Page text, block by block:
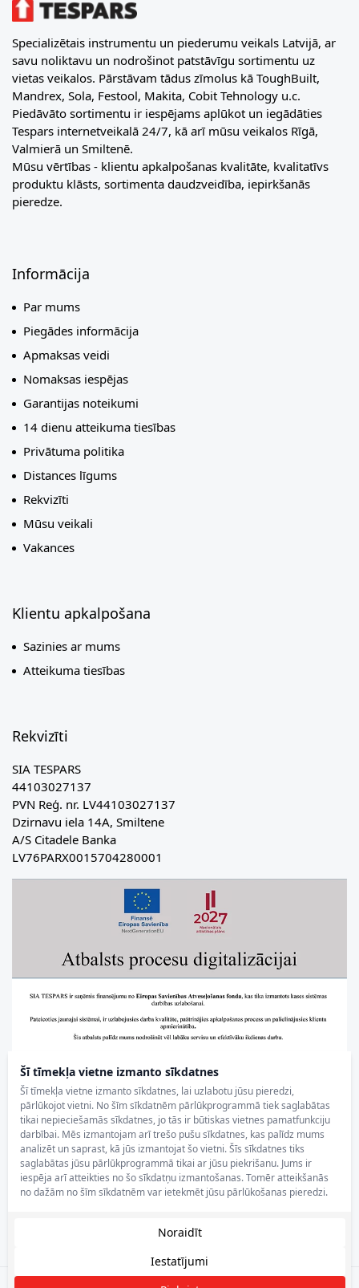
Šī tīmekļa vietne izmanto sīkdatnes
Šī tīmekļa vietne izmanto sīkdatnes, lai uzlabotu jūsu pieredzi,
pārlūkojot vietni. No šīm sīkdatnēm pārlūkprogrammā tiek saglabātas
tikai nepieciešamās sīkdatnes, jo tās ir būtiskas vietnes pamatfunkciju
darbībai. Mēs izmantojam arī trešo pušu sīkdatnes, kas palīdz mums
analizēt un saprast, kā jūs izmantojat šo vietni. Šīs sīkdatnes tiks
saglabātas jūsu pārlūkprogrammā tikai ar jūsu piekrišanu. Jums ir
iespēja arī atteikties no šo sīkdatņu izmantošanas. Tomēr atteikšanās
no dažām no šīm sīkdatnēm var ietekmēt jūsu pārlūkošanas pieredzi.
Iestatījumi
Noraidīt
Specializētais instrumentu un piederumu veikals Latvijā, ar
savu noliktavu un nodrošinot patstāvīgu sortimentu uz
vietas veikalos. Pārstāvam tādus zīmolus kā ToughBuilt,
Mandrex, Sola, Festool, Makita, Cobit Tehnology u.c.
Piedāvāto sortimentu ir iespējams aplūkot un iegādāties
Tespars internetveikalā 24/7, kā arī mūsu veikalos Rīgā,
Valmierā un Smiltenē.
Mūsu vērtības - klientu apkalpošanas kvalitāte, kvalitatīvs
produktu klāsts, sortimenta daudzveidība, iepirkšanās
pieredze.
Informācija
Par mums
Piegādes informācija
Apmaksas veidi
Nomaksas iespējas
Garantijas noteikumi
14 dienu atteikuma tiesības
Privātuma politika
Distances līgums
Rekvizīti
Mūsu veikali
Vakances
Klientu apkalpošana
Sazinies ar mums
Atteikuma tiesības
Rekvizīti
SIA TESPARS
44103027137
PVN Reģ. nr. LV44103027137
Dzirnavu iela 14A, Smiltene
A/S Citadele Banka
LV76PARX0015704280001